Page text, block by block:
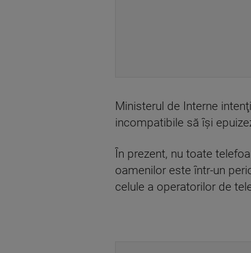
Ministerul de Interne
incompatibile să îşi
În prezent, nu toate
oamenilor este într-un
celule a operatorilor de